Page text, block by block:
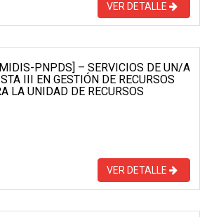
VER DETALLE
PNPDS] – SERVICIOS DE UN/A
III EN GESTIÓN DE RECURSOS
LA UNIDAD DE RECURSOS
VER DETALLE